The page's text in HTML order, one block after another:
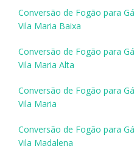
Conversão de Fogão para
Vila Maria Baixa
Conversão de Fogão para
Vila Maria Alta
Conversão de Fogão para
Vila Maria
Conversão de Fogão para
Vila Madalena